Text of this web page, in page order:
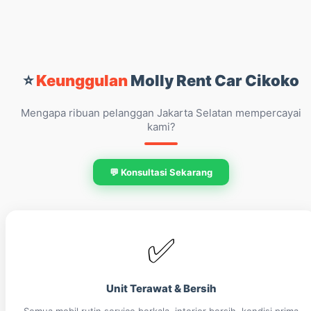
⭐KeunggulanMolly Rent Car Cikoko
Mengapa ribuan pelanggan Jakarta Selatan mempercayai
kami?
💬 Konsultasi Sekarang
✅
Unit Terawat & Bersih